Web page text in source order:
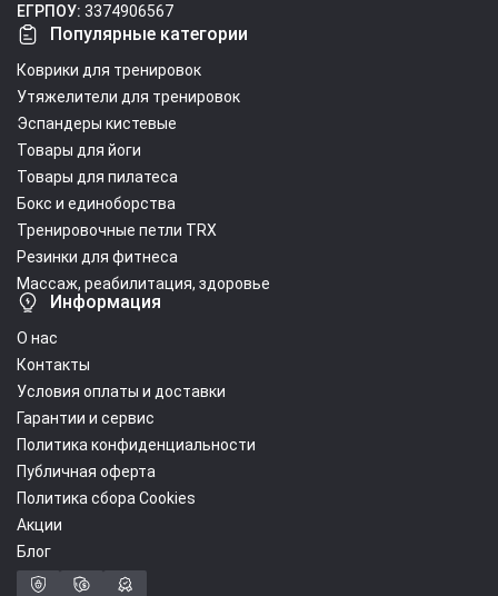
ЕГРПОУ: 3374906567
Популярные категории
Коврики для тренировок
Утяжелители для тренировок
Эспандеры кистевые
Товары для йоги
Товары для пилатеса
Бокс и единоборства
Тренировочные петли TRX
Резинки для фитнеса
Массаж, реабилитация, здоровье
Информация
О нас
Контакты
Условия оплаты и доставки
Гарантии и сервис
Политика конфиденциальности
Публичная оферта
Политика сбора Cookies
Акции
Блог